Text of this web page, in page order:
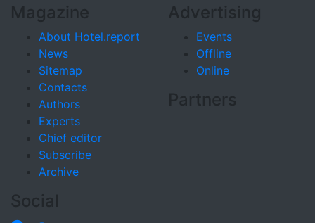
Magazine
About Hotel.report
News
Sitemap
Contacts
Authors
Experts
Chief editor
Subscribe
Archive
Advertising
Events
Offline
Online
Partners
Social